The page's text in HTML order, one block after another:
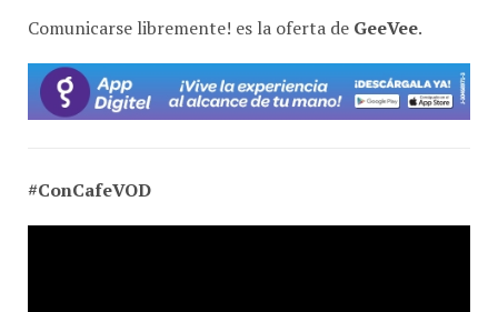
Comunicarse libremente! es la oferta de GeeVee
#ConCafeVOD